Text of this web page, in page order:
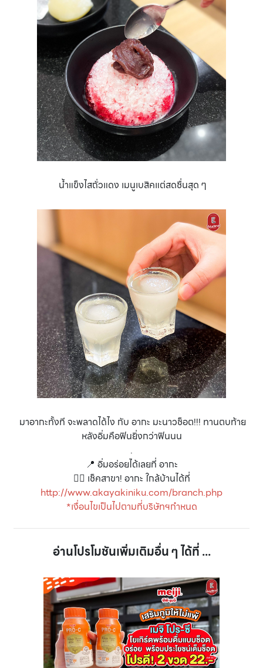
น้ำแข็งไสถั่วแดง เมนูเบสิคแต่สดชื่นสุด ๆ
มาอากะทั้งที จะพลาดได้ไง กับ อากะ มะนาวช็อต!!! ทานตบท้าย
หลังอิ่มคือฟินยิ่งกว่าฟินนน
.
📍 อิ่มอร่อยได้เลยที่ อากะ
👉🏻 เช็คสาขา! อากะ ใกล้บ้านได้ที่
http://www.akayakiniku.com/branch.php
*เงื่อนไขเป็นไปตามที่บริษัทฯกำหนด
อ่านโปรโมชันเพิ่มเติมอื่น ๆ ได้ที่ ...